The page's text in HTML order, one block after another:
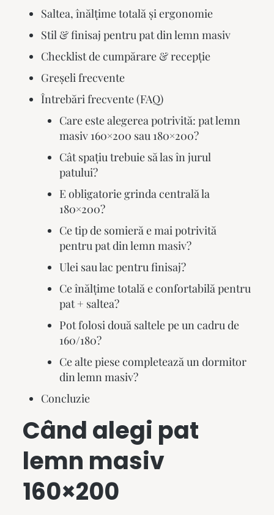
Saltea, înălțime totală și ergonomie
Stil & finisaj pentru pat din lemn masiv
Checklist de cumpărare & recepție
Greșeli frecvente
Întrebări frecvente (FAQ)
Care este alegerea potrivită: pat lemn
masiv 160×200 sau 180×200?
Cât spațiu trebuie să las în jurul
patului?
E obligatorie grinda centrală la
180×200?
Ce tip de somieră e mai potrivită
pentru pat din lemn masiv?
Ulei sau lac pentru finisaj?
Ce înălțime totală e confortabilă pentru
pat + saltea?
Pot folosi două saltele pe un cadru de
160/180?
Ce alte piese completează un dormitor
din lemn masiv?
Concluzie
Când alegi pat
lemn masiv
160×200